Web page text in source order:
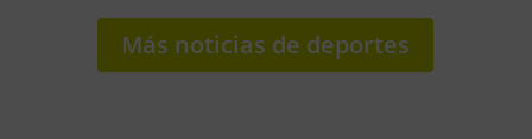
Más noticias de deportes